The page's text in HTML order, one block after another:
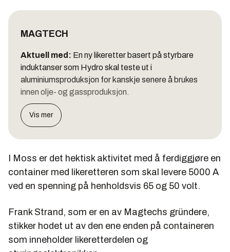
MAGTECH
Aktuell med: En ny likeretter basert på styrbare
induktanser som Hydro skal teste ut i
aluminiumsproduksjon for kanskje senere å brukes
innen olje- og gassproduksjon.
Vis mer
I Moss er det hektisk aktivitet med å ferdiggjøre en
container med likeretteren som skal levere 5000 A
ved en spenning på henholdsvis 65 og 50 volt.
Frank Strand, som er en av Magtechs gründere,
stikker hodet ut av den ene enden på containeren
som inneholder likeretterdelen og